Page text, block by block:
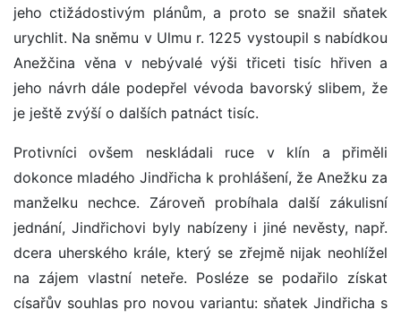
jeho ctižádostivým plánům, a proto se snažil sňatek
urychlit. Na sněmu v Ulmu r. 1225 vystoupil s nabídkou
Anežčina věna v nebývalé výši třiceti tisíc hřiven a
jeho návrh dále podepřel vévoda bavorský slibem, že
je ještě zvýší o dalších patnáct tisíc.
Protivníci ovšem neskládali ruce v klín a přiměli
dokonce mladého Jindřicha k prohlášení, že Anežku za
manželku nechce. Zároveň probíhala další zákulisní
jednání, Jindřichovi byly nabízeny i jiné nevěsty, např.
dcera uherského krále, který se zřejmě nijak neohlížel
na zájem vlastní neteře. Posléze se podařilo získat
císařův souhlas pro novou variantu: sňatek Jindřicha s